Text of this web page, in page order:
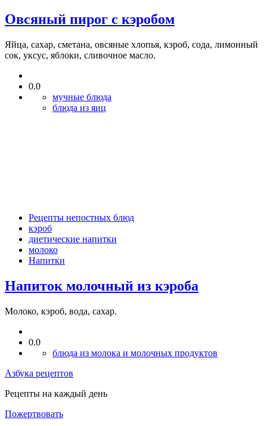
Овсяный пирог с кэробом
Яйца, сахар, сметана, овсяные хлопья, кэроб, сода, лимонный
сок, уксус, яблоки, сливочное масло.
0.0
мучные блюда
блюда из яиц
Рецепты непостных блюд
кэроб
диетические напитки
молоко
Напитки
Напиток молочный из кэроба
Молоко, кэроб, вода, сахар.
0.0
блюда из молока и молочных продуктов
Азбука рецептов
Рецепты на каждый день
Пожертвовать